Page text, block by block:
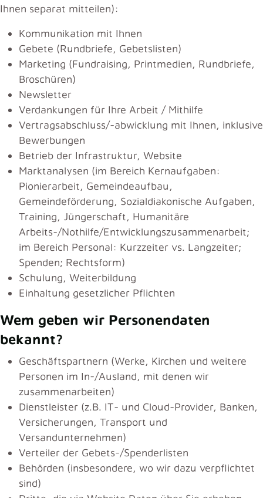
Ihnen separat mitteilen):
Kommunikation mit Ihnen
Gebete (Rundbriefe, Gebetslisten)
Marketing (Fundraising, Printmedien, Rundbriefe,
Broschüren)
Newsletter
Verdankungen für Ihre Arbeit / Mithilfe
Vertragsabschluss/-abwicklung mit Ihnen, inklusive
Bewerbungen
Betrieb der Infrastruktur, Website
Marktanalysen (im Bereich Kernaufgaben:
Pionierarbeit, Gemeindeaufbau,
Gemeindeförderung, Sozialdiakonische Aufgaben,
Training, Jüngerschaft, Humanitäre
Arbeits-/Nothilfe/Entwicklungszusammenarbeit;
im Bereich Personal: Kurzzeiter vs. Langzeiter;
Spenden; Rechtsform)
Schulung, Weiterbildung
Einhaltung gesetzlicher Pflichten
Wem geben wir Personendaten
bekannt?
Geschäftspartnern (Werke, Kirchen und weitere
Personen im In-/Ausland, mit denen wir
zusammenarbeiten)
Dienstleister (z.B. IT- und Cloud-Provider, Banken,
Versicherungen, Transport und
Versandunternehmen)
Verteiler der Gebets-/Spenderlisten
Behörden (insbesondere, wo wir dazu verpflichtet
sind)